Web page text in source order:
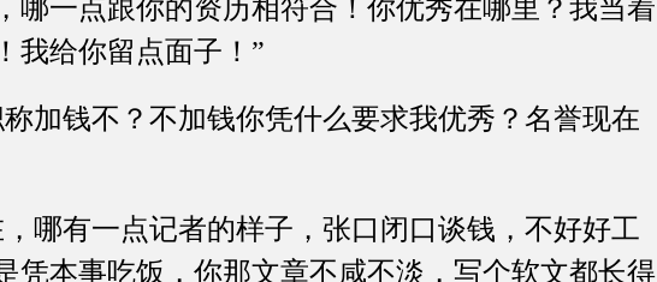
哪一点跟你的资历相符合！你优秀在哪里？我当着
我给你留点面子！”
钱不？不加钱你凭什么要求我优秀？名誉现在
有一点记者的样子，张口闭口谈钱，不好好工
凭本事吃饭，你那文章不咸不淡，写个软文都长得